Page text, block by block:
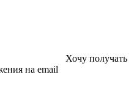
Хочу получать
на email